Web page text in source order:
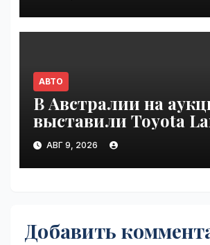
АВТО
В Австралии на
выставили Toyota
Cruiser 200,
млн км | VseTime.ru
АВГ 9, 2026
Добавить